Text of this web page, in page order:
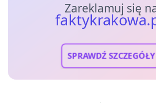
Zareklamuj się
SPRAWDŹ SZCZEGÓŁY